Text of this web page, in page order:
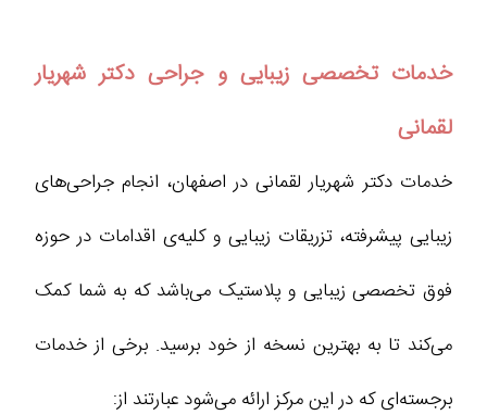
خدمات تخصصی زیبایی و جراحی دکتر شهریار
لقمانی
خدمات دکتر شهریار لقمانی در اصفهان، انجام جراحی‌های
زیبایی پیشرفته، تزریقات زیبایی و کلیه‌ی اقدامات در حوزه
فوق تخصصی زیبایی و پلاستیک می‌باشد که به شما کمک
می‌کند تا به بهترین نسخه از خود برسید. برخی از خدمات
برجسته‌ای که در این مرکز ارائه می‌شود عبارتند از: